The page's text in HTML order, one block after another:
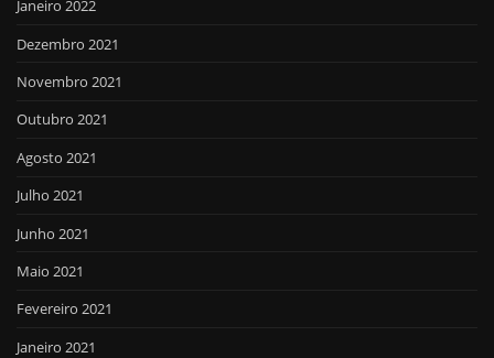
Janeiro 2022
Dezembro 2021
Novembro 2021
Outubro 2021
Agosto 2021
Julho 2021
Junho 2021
Maio 2021
Fevereiro 2021
Janeiro 2021